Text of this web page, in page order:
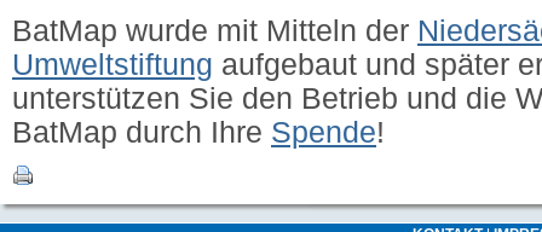
BatMap wurde mit Mitteln der
Umweltstiftung aufgebaut und später
unterstützen Sie den Betrieb und die
BatMap durch Ihre Spende!